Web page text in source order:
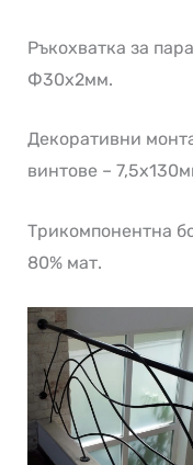
Ръкохватка за
Ф30х2мм.
Декоративни
винтове –
Трикомпонентна
80% мат.